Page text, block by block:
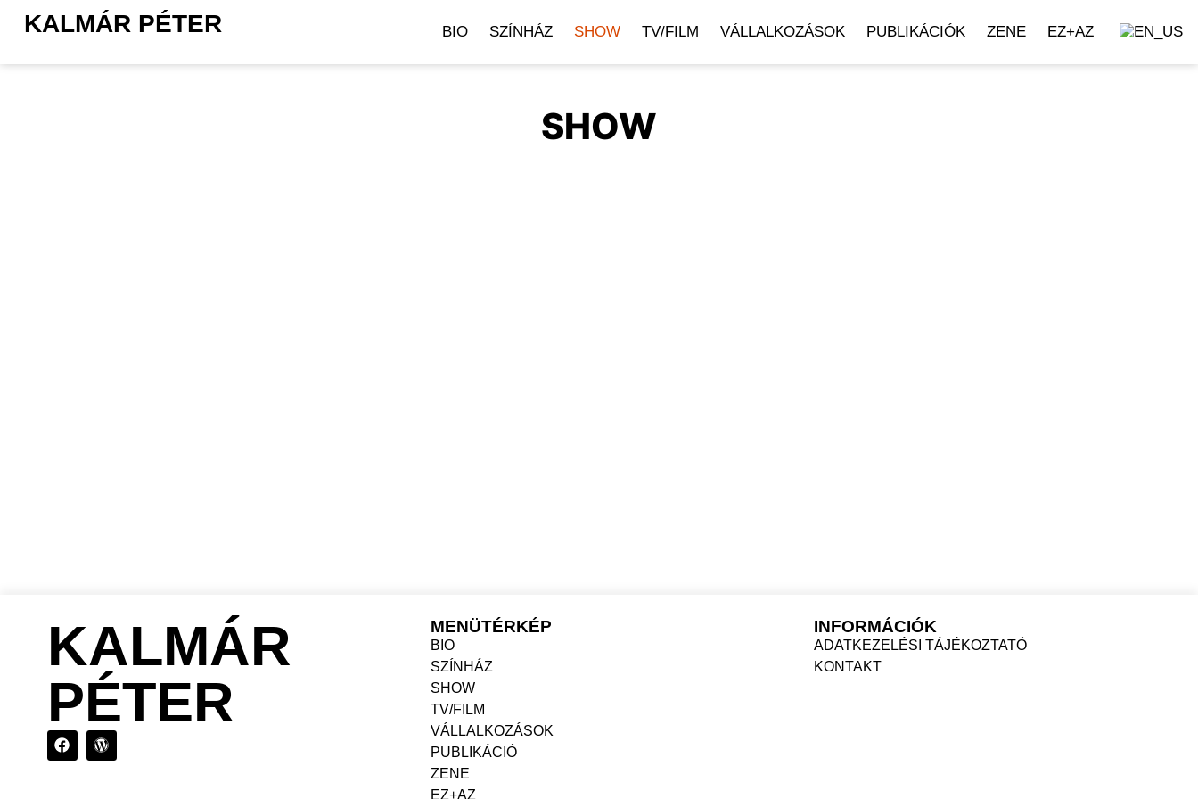
KALMÁR PÉTER BIO SZÍNHÁZ SHOW TV/FILM VÁLLALKOZÁSOK PUBLIKÁCIÓK ZENE EZ+AZ
SHOW
KALMÁR
PÉTER
MENÜTÉRKÉP
BIO
SZÍNHÁZ
SHOW
TV/FILM
VÁLLALKOZÁSOK
PUBLIKÁCIÓ
ZENE
EZ+AZ
INFORMÁCIÓK
ADATKEZELÉSI TÁJÉKOZTATÓ
KONTAKT